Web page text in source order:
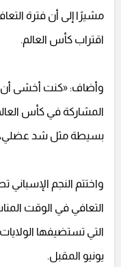
مشيرًا إلى أن فترة
اقتراب كأس العالم.
وأضاف: «كنت أخشى أن
المشاركة في كأس
بسيطة مثل شد عضلي،
واختتم النجم الإسباني
التعافي في الوقت
يونيو المقبل.